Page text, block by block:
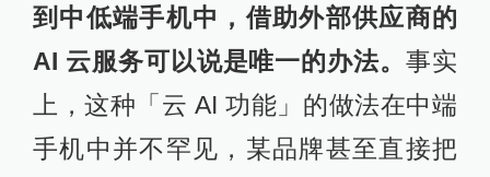
到中低端手机中，借助外部供应商的
AI 云服务可以说是唯一的办法。事实
上，这种「云 AI 功能」的做法在中端
手机中并不罕见，某品牌甚至直接把